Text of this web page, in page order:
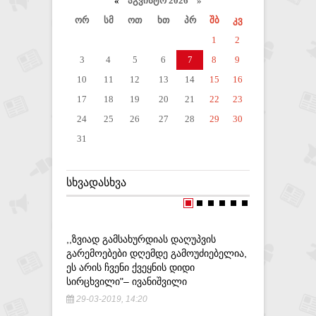
ორ
სმ ოთ ხთ პრ შბ
კვ
1
2
3
4 5 6 7 8
9
10
11 12 13 14 15
16
17
18 19 20 21 22
23
24
25 26 27 28 29
30
31
ᲡᲮᲕᲐᲓᲐᲡᲮᲕᲐ
,,ᲖᲕᲘᲐᲓ ᲒᲐᲛᲡᲐᲮᲣᲠᲓᲘᲐᲡ ᲓᲐᲦᲣᲞᲕᲘᲡ
ᲒᲐᲠᲔᲛᲝᲔᲑᲔᲑᲘ ᲓᲦᲔᲛᲓᲔ ᲒᲐᲛᲝᲣᲫᲘᲔᲑᲔᲚᲘᲐ,
ᲔᲡ ᲐᲠᲘᲡ ᲩᲕᲔᲜᲘ ᲥᲕᲔᲧᲜᲘᲡ ᲓᲘᲓᲘ
ᲡᲘᲠᲪᲮᲕᲘᲚᲘ"– ᲘᲕᲐᲜᲘᲨᲕᲘᲚᲘ
29-03-2019, 14:20